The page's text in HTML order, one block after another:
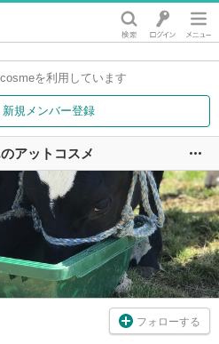
を利用しています
規メンバー登録
アットコスメ
フォローする